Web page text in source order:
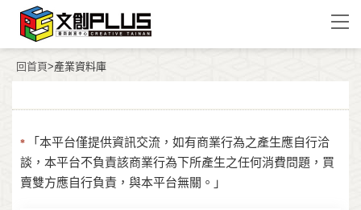
回首頁>產業資料庫
*
「本平台僅提供資訊交流，如有商業行為之產生應自行洽
談，本平台不負責該商業行為下所產生之任何消費問題，買
賣雙方應自行負責，與本平台無關。」